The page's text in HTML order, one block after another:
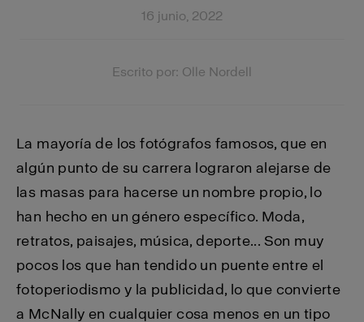
16 junio, 2022
Escrito por: Olle Nordell
La mayoría de los fotógrafos famosos, que en
algún punto de su carrera lograron alejarse de
las masas para hacerse un nombre propio, lo
han hecho en un género específico. Moda,
retratos, paisajes, música, deporte... Son muy
pocos los que han tendido un puente entre el
fotoperiodismo y la publicidad, lo que convierte
a McNally en cualquier cosa menos en un tipo